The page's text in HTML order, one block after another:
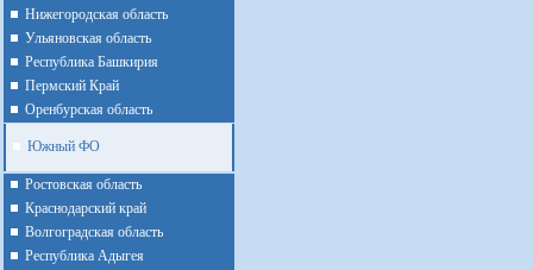
Нижегородская область
Ульяновская область
Республика Башкирия
Пермский Край
Оренбурская область
Южный ФО
Ростовская область
Краснодарский край
Волгоградская область
Республика Адыгея